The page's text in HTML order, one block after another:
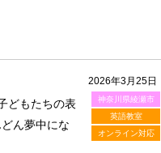
2026年3月25日
神奈川県綾瀬市
英語教室
オンライン対応
どもたちの表
ん夢中にな